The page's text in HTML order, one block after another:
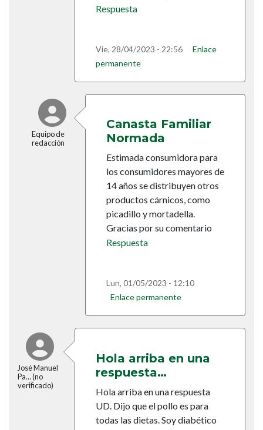
Respuesta
Vie, 28/04/2023 - 22:56
Enlace
permanente
Equipo de
redacción
En respuesta a
Canasta Familiar
Normada
Estimada consumidora para
los consumidores mayores de
14 años se distribuyen otros
productos cárnicos, como
picadillo y mortadella.
Gracias por su comentario
Respuesta
Lun, 01/05/2023 - 12:10
Enlace permanente
José Manuel
Pa… (no
verificado)
Hola arriba en una
respuesta…
Hola arriba en una respuesta
UD. Dijo que el pollo es para
todas las dietas. Soy diabético